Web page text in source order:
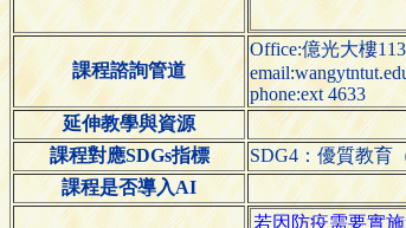
課程諮詢管道
Office:億光大樓
phone:ext 4633
延伸教學與資源
課程對應SDGs指標
SDG4：優質教育
課程是否導入AI